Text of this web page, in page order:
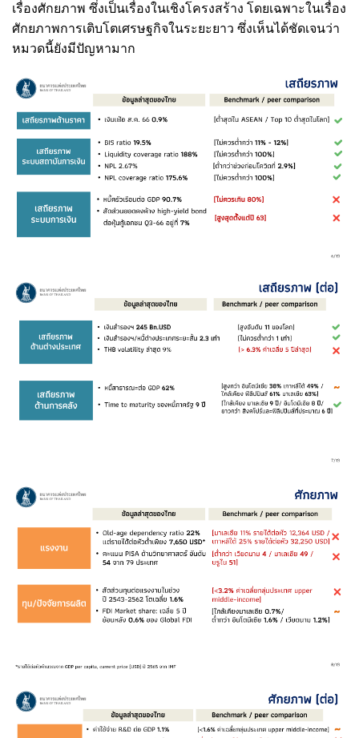
เรื่องศักยภาพ ซึ่งเป็นเรื่องในเชิงโครงสร้าง โดยเฉพาะในเรื่อง
ศักยภาพการเติบโตเศรษฐกิจในระยะยาว ซึ่งเห็นได้ชัดเจนว่า
หมวดนี้ยังมีปัญหามาก